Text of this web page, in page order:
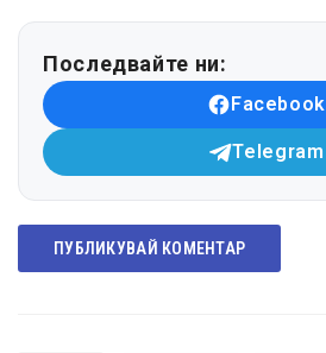
Последвайте ни:
Facebook
Telegram
ПУБЛИКУВАЙ КОМЕНТАР